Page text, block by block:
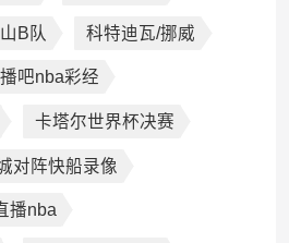
B队 科特迪瓦/挪威
吧nba彩经
卡塔尔世界杯决赛
对阵快船录像
播nba